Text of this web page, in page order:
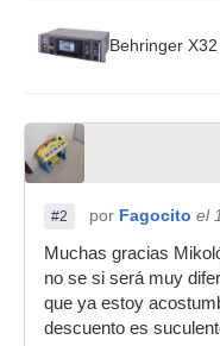
Behringer
#2 por Fagocito el
Muchas gracias
no se si será muy
que ya estoy
descuento es